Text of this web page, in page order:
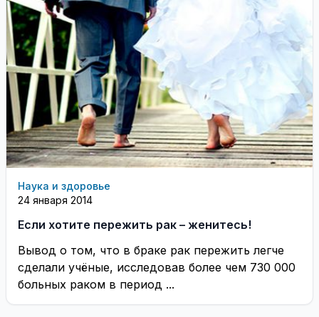
Наука и здоровье
24 января 2014
Если хотите пережить рак – женитесь!
Вывод о том, что в браке рак пережить легче
сделали учёные, исследовав более чем 730 000
больных раком в период ...